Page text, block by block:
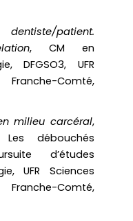
patient.
,
CM en
DFGSO3, UFR
Comté,
milieu carcéral,
Les débouchés
d’études
UFR Sciences
Comté,